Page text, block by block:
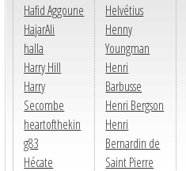
Hafid Aggoune
HajarAli
halla
Harry Hill
Harry
Secombe
heartofthekin
g83
Hécate
Helvétius
Henny
Youngman
Henri
Barbusse
Henri Bergson
Henri
Bernardin de
Saint Pierre